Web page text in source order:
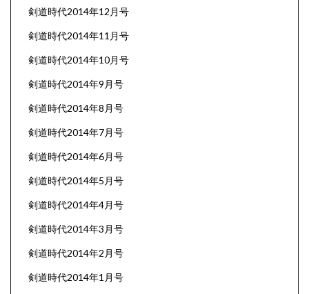
剣道時代2014年12月号
剣道時代2014年11月号
剣道時代2014年10月号
剣道時代2014年9月号
剣道時代2014年8月号
剣道時代2014年7月号
剣道時代2014年6月号
剣道時代2014年5月号
剣道時代2014年4月号
剣道時代2014年3月号
剣道時代2014年2月号
剣道時代2014年1月号